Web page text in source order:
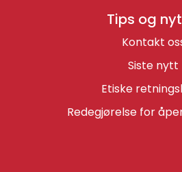
Tips og
Kontakt
Siste nytt
Etiske
Redegjørelse for